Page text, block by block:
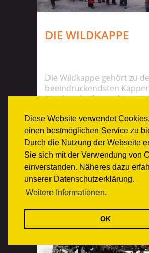
Diese Website verwendet
einen bestmöglichen Service zu
Durch die Nutzung der Webseite
Sie sich mit der Verwendung von
einverstanden. Näheres dazu
unserer Datenschutzerklärung.
Weitere Informationen.
OK
DIE WILDKAPPE
Die Wildkappe gehört zu
beeindruckendsten
Perchtenlaufes und ist mit
MEHR INFOS